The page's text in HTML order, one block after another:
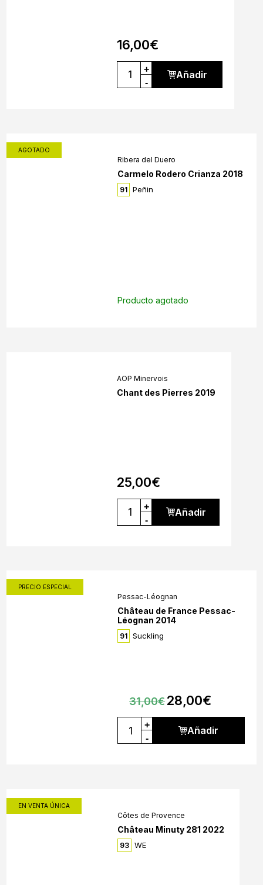
16,00€
+
-
Añadir
AGOTADO
Ribera del Duero
Carmelo Rodero Crianza 2018
91 Peñin
Producto agotado
AOP Minervois
Chant des Pierres 2019
25,00€
+
-
Añadir
PRECIO ESPECIAL
Pessac-Léognan
Château de France Pessac-
Léognan 2014
91 Suckling
31,00€28,00€
+
-
Añadir
EN VENTA ÚNICA
Côtes de Provence
Château Minuty 281 2022
93 WE